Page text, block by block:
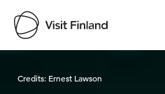
Credits: Ernest Lawson